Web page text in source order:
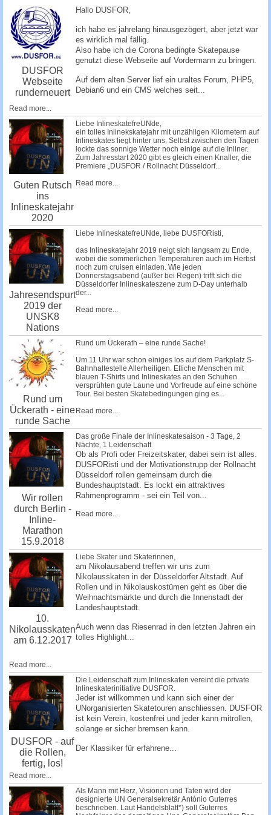
DUSFOR
Webseite
runderneuert
Hallo DUSFOR,
ich habe es jahrelang hinausgezögert, aber jetzt war
es wirklich mal fällig.
Also habe ich die Corona bedingte Skatepause
genutzt diese Webseite auf Vordermann zu bringen.
Auf dem alten Server lief ein uraltes Forum, PHP5,
Debian6 und ein CMS welches seit...
Read more...
Guten Rutsch
ins
Inlineskatejahr
2020
Liebe InlineskatefreUNde,
ein tolles Inlinekskatejahr mit unzähligen Kilometern auf
Inlineskates liegt hinter uns. Selbst zwischen den Tagen
lockte das sonnige Wetter noch einige auf die Inliner.
Zum Jahresstart 2020 gibt es gleich einen Knaller, die
Premiere „DUSFOR / Rollnacht Düsseldorf...
Read more...
Jahresendspurt
2019 der
UNSK8
Nations
Liebe InlineskatefreUNde, liebe DUSFORisti,
das Inlineskatejahr 2019 neigt sich langsam zu Ende,
wobei die sommerlichen Temperaturen auch im Herbst
noch zum cruisen einladen. Wie jeden
Donnerstagsabend (außer bei Regen) trifft sich die
Düsseldorfer Inlineskateszene zum D-Day unterhalb
der...
Read more...
Rund um
Ückerath - eine
runde Sache
Rund um Ückerath – eine runde Sache!
Um 11 Uhr war schon einiges los auf dem Parkplatz S-
Bahnhaltestelle Allerheiligen. Etliche Menschen mit
blauen T-Shirts und Inlineskates an den Schuhen
versprühten gute Laune und Vorfreude auf eine schöne
Tour. Bei besten Skatebedingungen ging es...
Read more...
Wir rollen
durch Berlin -
Inline-
Marathon
15.9.2018
Das große Finale der Inlineskatesaison - 3 Tage, 2
Nächte, 1 Leidenschaft
Ob als Profi oder Freizeitskater, dabei sein ist alles.
DUSFORisti und der Motivationstrupp der Rollnacht
Düsseldorf rollen gemeinsam durch die
Bundeshauptstadt. Es lockt ein attraktives
Rahmenprogramm - sei ein Teil von...
Read more...
10.
Nikolausskaten
am 6.12.2017
Liebe Skater und Skaterinnen,
am Nikolausabend treffen wir uns zum
Nikolausskaten in der Düsseldorfer Altstadt. Auf
Rollen und in Nikolauskostümen geht es über die
Weihnachtsmärkte und durch die Innenstadt der
Landeshauptstadt.
Auch wenn das Riesenrad in den letzten Jahren ein
tolles Highlight...
Read more...
DUSFOR - auf
die Rollen,
fertig, los!
Die Leidenschaft zum Inlineskaten vereint die private
Inlineskaterinitiative DUSFOR.
Jeder ist willkommen und kann sich einer der
UNorganisierten Skatetouren anschliessen. DUSFOR
ist kein Verein, kostenfrei und jeder kann mitrollen,
solange er sicher bremsen kann.
Der Klassiker für erfahrene...
Read more...
Als Mann mit Herz, Visionen und Taten wird der
designierte UN Generalsekretär António Guterres
beschrieben. Laut Handelsblatt*) soll Guterres